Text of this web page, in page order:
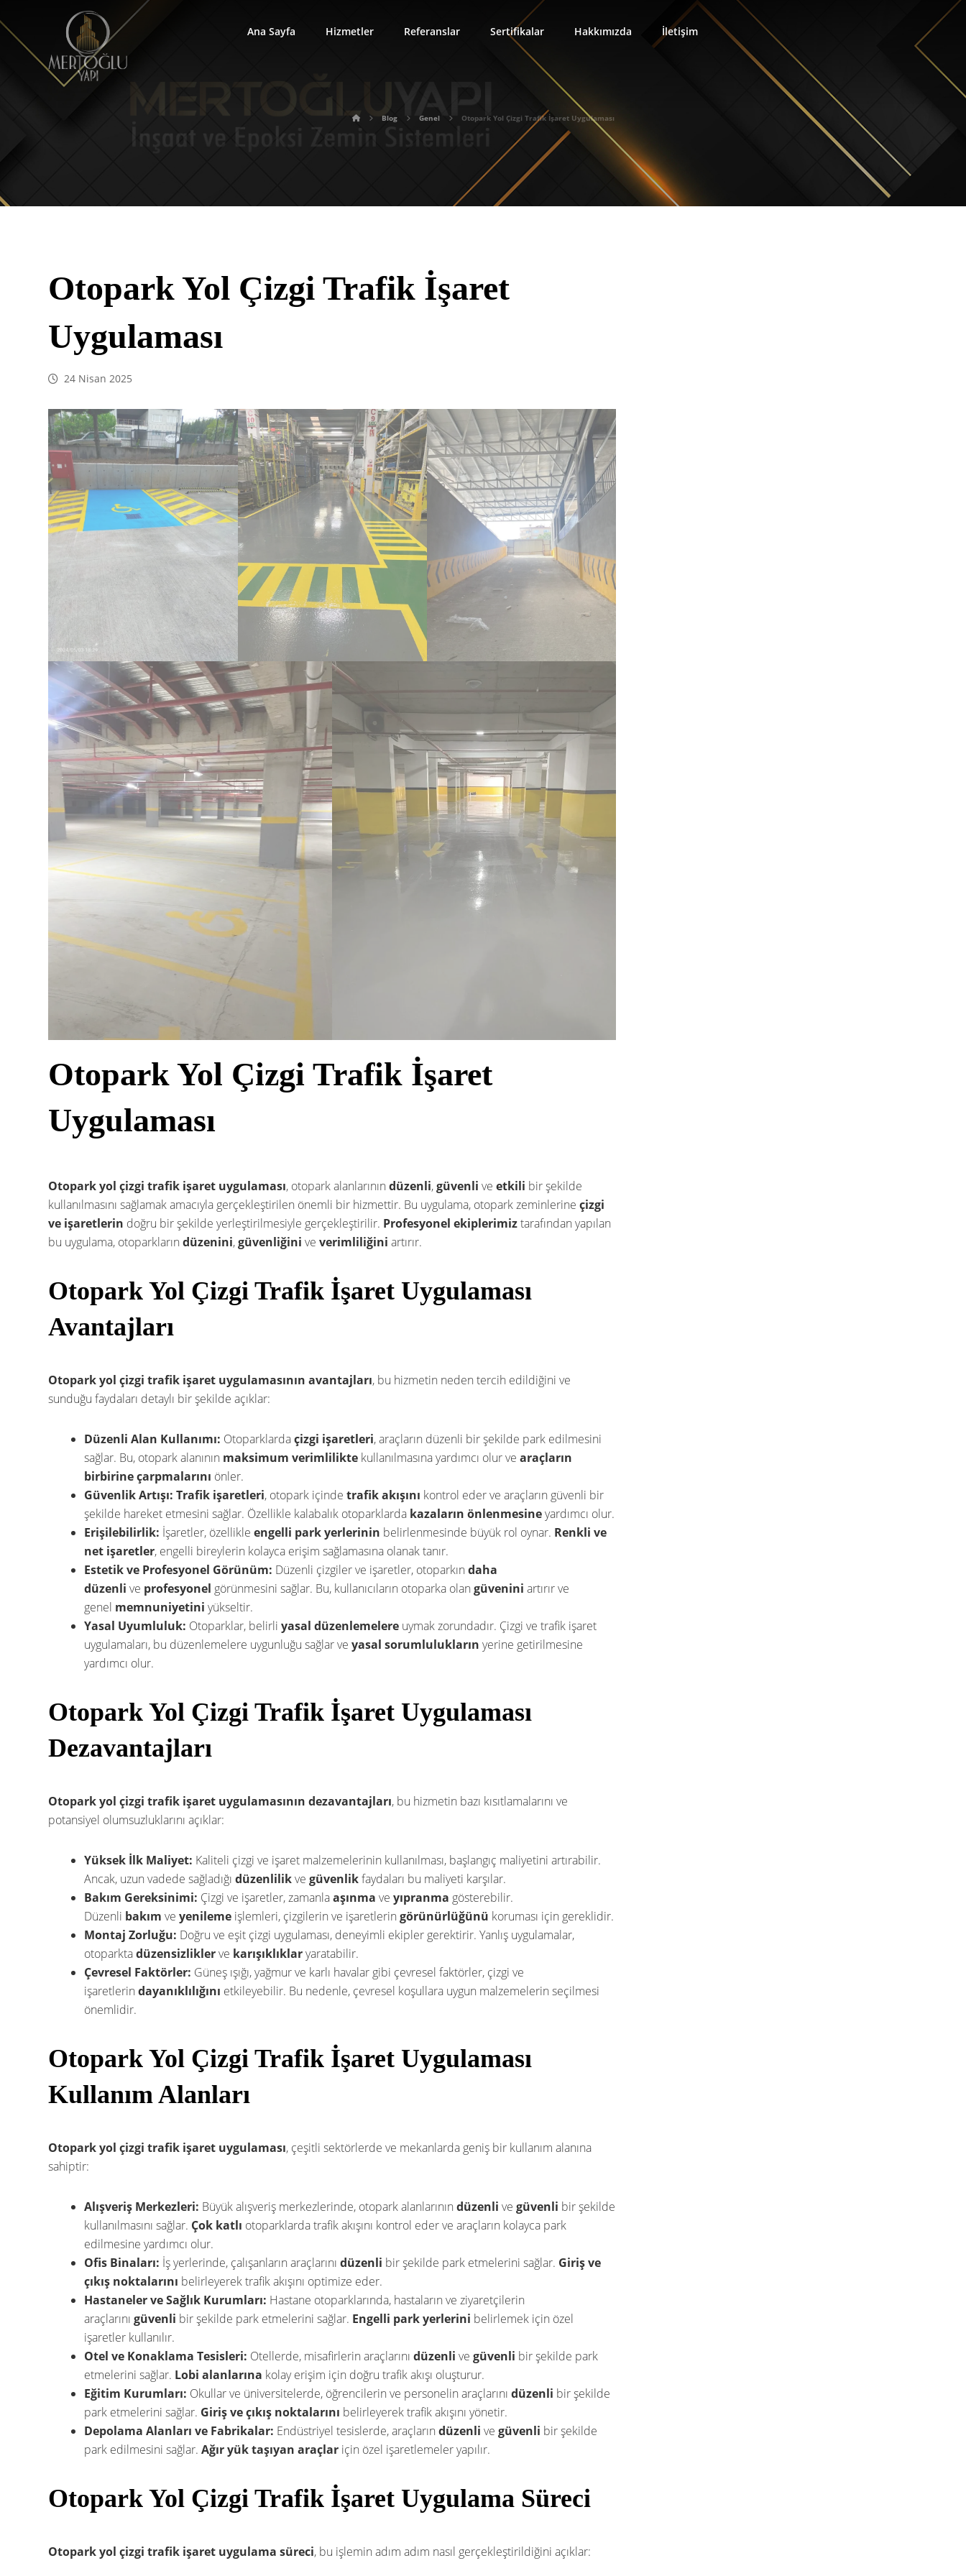
Ana Sayfa Hizmetler Referanslar Sertifikalar Hakkımızda İletişim
Blog Genel Otopark Yol Çizgi Trafik İşaret Uygulaması
Otopark Yol Çizgi Trafik İşaret
Uygulaması
24 Nisan 2025
Otopark Yol Çizgi Trafik İşaret
Uygulaması
Otopark yol çizgi trafik işaret uygulaması, otopark alanlarınındüzenli,güvenli veetkili bir şekilde
kullanılmasını sağlamak amacıyla gerçekleştirilen önemli bir hizmettir. Bu uygulama, otopark zeminlerineçizgi
ve işaretlerin doğru bir şekilde yerleştirilmesiyle gerçekleştirilir. Profesyonel ekiplerimiztarafından yapılan
bu uygulama, otoparklarındüzenini,güvenliğini veverimliliğini artırır.
Otopark Yol Çizgi Trafik İşaret Uygulaması
Avantajları
Otopark yol çizgi trafik işaret uygulamasının avantajları, bu hizmetin neden tercih edildiğini ve
sunduğu faydaları detaylı bir şekilde açıklar:
Düzenli Alan Kullanımı: Otoparklardaçizgi işaretleri, araçların düzenli bir şekilde park edilmesini
sağlar. Bu, otopark alanının maksimum verimlilikte kullanılmasına yardımcı olur vearaçların
birbirine çarpmalarını önler.
Güvenlik Artışı: Trafik işaretleri, otopark içindetrafik akışını kontrol eder ve araçların güvenli bir
şekilde hareket etmesini sağlar. Özellikle kalabalık otoparklarda kazaların önlenmesineyardımcı olur.
Erişilebilirlik: İşaretler, özellikleengelli park yerlerinin belirlenmesinde büyük rol oynar. Renkli ve
net işaretler, engelli bireylerin kolayca erişim sağlamasına olanak tanır.
Estetik ve Profesyonel Görünüm: Düzenli çizgiler ve işaretler, otoparkındaha
düzenli ve profesyonel görünmesini sağlar. Bu, kullanıcıların otoparka olangüvenini artırır ve
genel memnuniyetini yükseltir.
Yasal Uyumluluk: Otoparklar, belirliyasal düzenlemelere uymak zorundadır. Çizgi ve trafik işaret
uygulamaları, bu düzenlemelere uygunluğu sağlar veyasal sorumlulukların yerine getirilmesine
yardımcı olur.
Otopark Yol Çizgi Trafik İşaret Uygulaması
Dezavantajları
Otopark yol çizgi trafik işaret uygulamasının dezavantajları, bu hizmetin bazı kısıtlamalarını ve
potansiyel olumsuzluklarını açıklar:
Yüksek İlk Maliyet: Kaliteli çizgi ve işaret malzemelerinin kullanılması, başlangıç maliyetini artırabilir.
Ancak, uzun vadede sağladığıdüzenlilikvegüvenlikfaydaları bu maliyeti karşılar.
Bakım Gereksinimi: Çizgi ve işaretler, zamanlaaşınma veyıpranma gösterebilir.
Düzenli bakım veyenileme işlemleri, çizgilerin ve işaretleringörünürlüğünü koruması için gereklidir.
Montaj Zorluğu: Doğru ve eşit çizgi uygulaması, deneyimli ekipler gerektirir. Yanlış uygulamalar,
otoparktadüzensizliklerve karışıklıklaryaratabilir.
Çevresel Faktörler: Güneş ışığı, yağmur ve karlı havalar gibi çevresel faktörler, çizgi ve
işaretlerindayanıklılığını etkileyebilir. Bu nedenle, çevresel koşullara uygun malzemelerin seçilmesi
önemlidir.
Otopark Yol Çizgi Trafik İşaret Uygulaması
Kullanım Alanları
Otopark yol çizgi trafik işaret uygulaması, çeşitli sektörlerde ve mekanlarda geniş bir kullanım alanına
sahiptir:
Alışveriş Merkezleri: Büyük alışveriş merkezlerinde, otopark alanlarınındüzenli vegüvenli bir şekilde
kullanılmasını sağlar. Çok katlı otoparklarda trafik akışını kontrol eder ve araçların kolayca park
edilmesine yardımcı olur.
Ofis Binaları: İş yerlerinde, çalışanların araçlarınıdüzenli bir şekilde park etmelerini sağlar. Giriş ve
çıkış noktalarını belirleyerek trafik akışını optimize eder.
Hastaneler ve Sağlık Kurumları: Hastane otoparklarında, hastaların ve ziyaretçilerin
araçlarınıgüvenli bir şekilde park etmelerini sağlar. Engelli park yerlerini belirlemek için özel
işaretler kullanılır.
Otel ve Konaklama Tesisleri: Otellerde, misafirlerin araçlarınıdüzenli vegüvenli bir şekilde park
etmelerini sağlar. Lobi alanlarına kolay erişim için doğru trafik akışı oluşturur.
Eğitim Kurumları: Okullar ve üniversitelerde, öğrencilerin ve personelin araçlarınıdüzenli bir şekilde
park etmelerini sağlar. Giriş ve çıkış noktalarını belirleyerek trafik akışını yönetir.
Depolama Alanları ve Fabrikalar: Endüstriyel tesislerde, araçlarındüzenli vegüvenli bir şekilde
park edilmesini sağlar.Ağır yük taşıyan araçlar için özel işaretlemeler yapılır.
Otopark Yol Çizgi Trafik İşaret Uygulama Süreci
Otopark yol çizgi trafik işaret uygulama süreci, bu işlemin adım adım nasıl gerçekleştirildiğini açıklar: